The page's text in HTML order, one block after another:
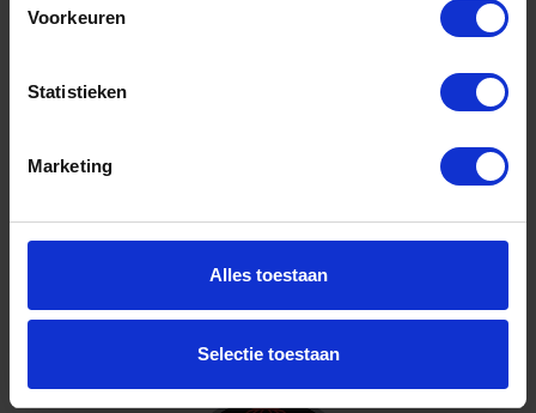
Voorkeuren
Statistieken
Marketing
Alles toestaan
Selectie toestaan
Voorraad: 128 op voorraad
Prijs per Grootverpakking van 50 Schijf
+
Grootverpakking (50)